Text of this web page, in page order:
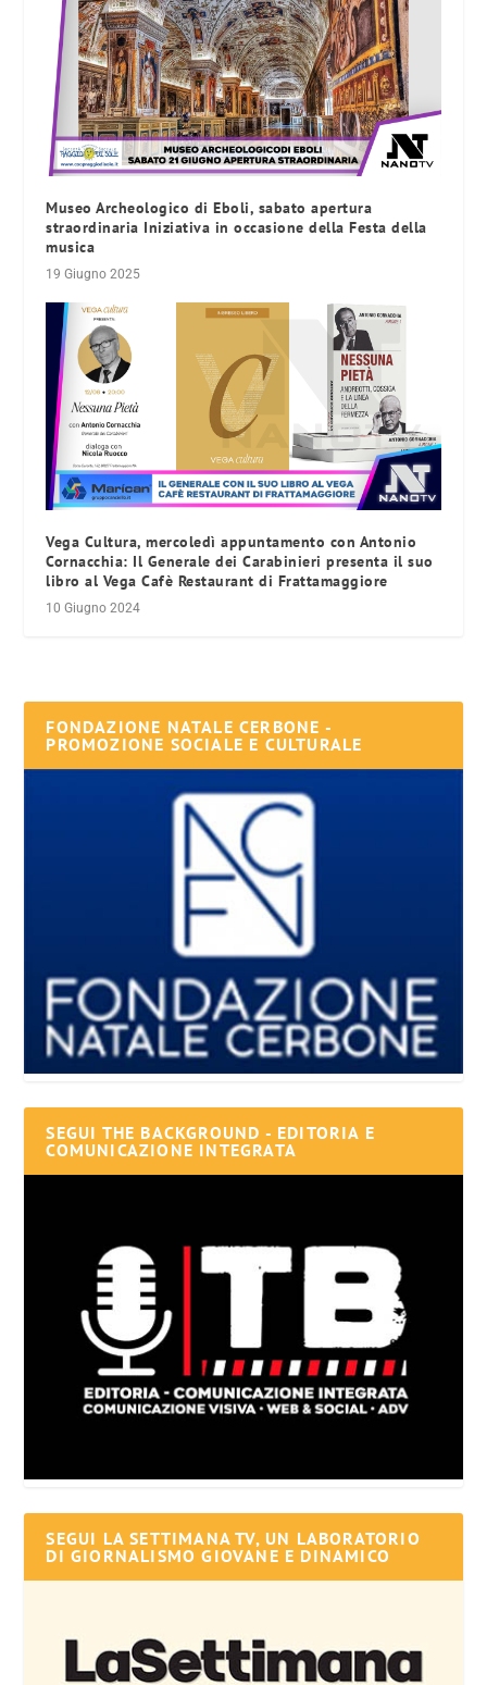
Museo Archeologico di Eboli, sabato apertura
straordinaria Iniziativa in occasione della Festa della
musica
19 Giugno 2025
Vega Cultura, mercoledì appuntamento con Antonio
Cornacchia: Il Generale dei Carabinieri presenta il suo
libro al Vega Cafè Restaurant di Frattamaggiore
10 Giugno 2024
FONDAZIONE NATALE CERBONE -
PROMOZIONE SOCIALE E CULTURALE
SEGUI THE BACKGROUND - EDITORIA E
COMUNICAZIONE INTEGRATA
SEGUI LA SETTIMANA TV, UN LABORATORIO
DI GIORNALISMO GIOVANE E DINAMICO